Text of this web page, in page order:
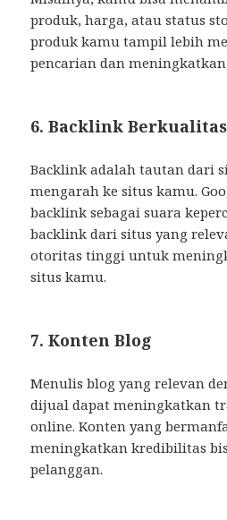
produk, harga, atau status
produk kamu tampil lebih
pencarian dan meningkatkan
6. Backlink Berkualitas
Backlink adalah tautan dari
mengarah ke situs kamu.
backlink sebagai suara
backlink dari situs yang
otoritas tinggi untuk
situs kamu.
7. Konten Blog
Menulis blog yang relevan
dijual dapat meningkatkan
online. Konten yang
meningkatkan kredibilitas
pelanggan.